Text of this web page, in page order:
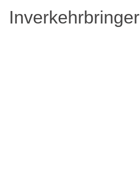
Inverkehrbringer